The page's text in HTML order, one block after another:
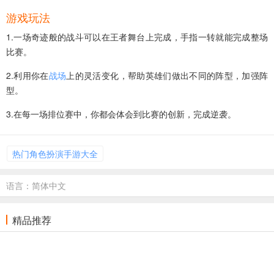
游戏玩法
1.一场奇迹般的战斗可以在王者舞台上完成，手指一转就能完成整场
比赛。
2.利用你在战场上的灵活变化，帮助英雄们做出不同的阵型，加强阵
型。
3.在每一场排位赛中，你都会体会到比赛的创新，完成逆袭。
热门角色扮演手游大全
语言：简体中文
精品推荐